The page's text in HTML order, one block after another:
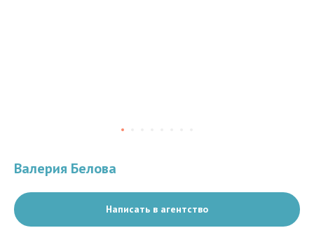
Валерия Белова
Написать в агентство